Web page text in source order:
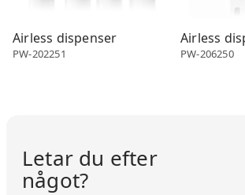
Airless dispenser
PW-202251
Airless
PW-206250
Letar du efter
något?